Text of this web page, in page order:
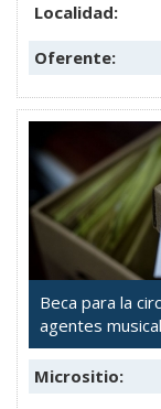
Localidad:
Oferente:
Beca para la
agentes
Micrositio: